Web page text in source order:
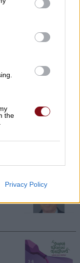
the
Privacy Policy
και